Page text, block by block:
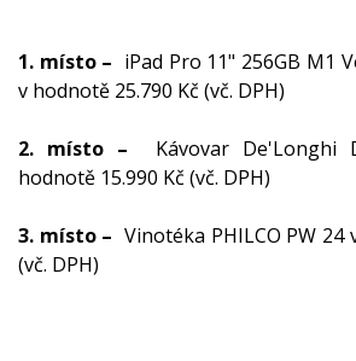
1. místo – iPad Pro 11" 256GB M1
v hodnotě 25.790 Kč (vč. DPH)
2. místo – Kávovar De'Longhi
hodnotě 15.990 Kč (vč. DPH)
3. místo – Vinotéka PHILCO PW 24
(vč. DPH)